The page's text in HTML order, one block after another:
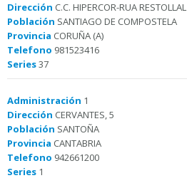
Dirección C.C. HIPERCOR-RUA RESTOLLAL
Población SANTIAGO DE COMPOSTELA
Provincia CORUÑA (A)
Telefono 981523416
Series37
Administración 1
Dirección CERVANTES, 5
Población SANTOÑA
Provincia CANTABRIA
Telefono 942661200
Series 1